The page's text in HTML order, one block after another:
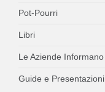
Pot-Pourri
Libri
Le Aziende Informano
Guide e Presentazioni